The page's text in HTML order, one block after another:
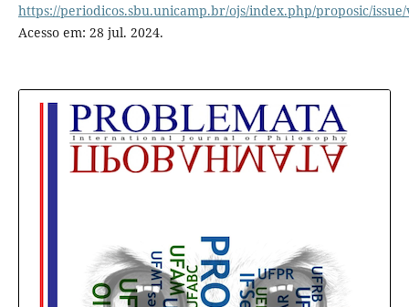
https://periodicos.sbu.unicamp.br/ojs/index.php/proposic/
Acesso em: 28 jul. 2024.